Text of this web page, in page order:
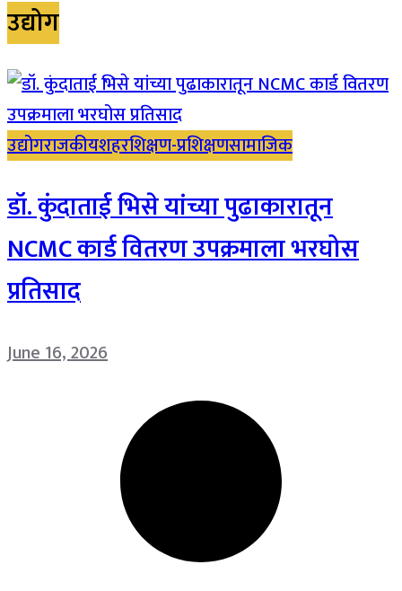
उद्योग
उद्योगराजकीयशहरशिक्षण-प्रशिक्षणसामाजिक
डॉ. कुंदाताई भिसे यांच्या पुढाकारातून
NCMC कार्ड वितरण उपक्रमाला भरघोस
प्रतिसाद
June 16, 2026